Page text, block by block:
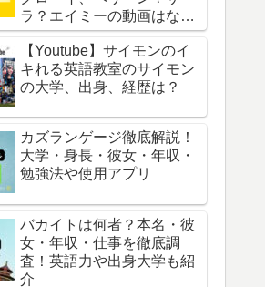
ラ？エイミーの動画はなぜ
削除？
【Youtube】サイモンのイ
キれる英語教室のサイモン
の大学、出身、経歴は？
カズランゲージ徹底解説！
大学・身長・彼女・年収・
勉強法や使用アプリ
バカイトは何者？本名・彼
女・年収・仕事を徹底調
査！英語力や出身大学も紹
介